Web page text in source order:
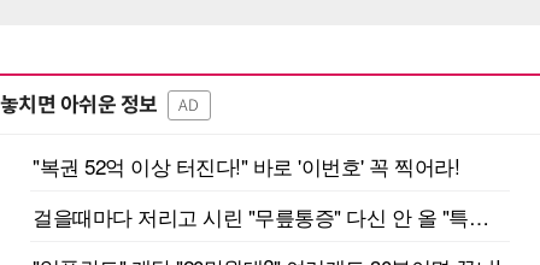
놓치면 아쉬운 정보 AD